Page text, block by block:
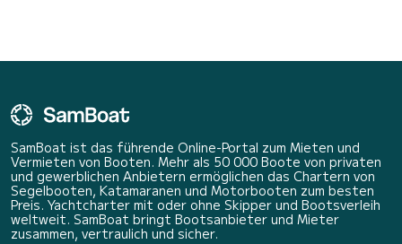
SamBoat ist das führende Online-Portal zum Mieten und
Vermieten von Booten. Mehr als 50 000 Boote von privaten
und gewerblichen Anbietern ermöglichen das Chartern von
Segelbooten, Katamaranen und Motorbooten zum besten
Preis. Yachtcharter mit oder ohne Skipper und Bootsverleih
weltweit. SamBoat bringt Bootsanbieter und Mieter
zusammen, vertraulich und sicher.